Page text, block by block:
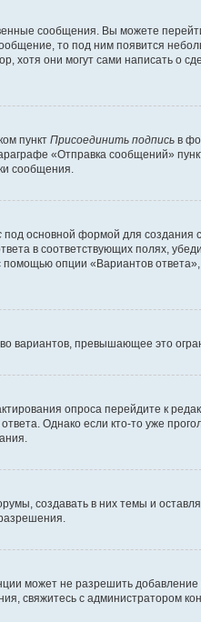
сообщения. Вы можете
то под ним появится
хотя они могут сами написать о
пункт Присоединить подпись в
«Отправка сообщений»
сообщения.
под основной формой для создания
в соответствующих полях,
опции «Вариантов
вариантов, превышающее это
опроса перейдите к
Однако если кто-то уже
создавать в них темы и
может не разрешить
свяжитесь с администратором